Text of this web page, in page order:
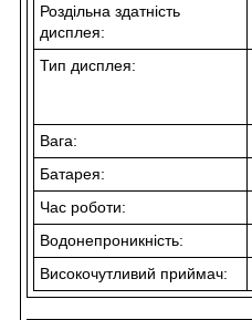
Роздільна здатність
дисплея:
Тип дисплея:
Вага:
Батарея:
Час роботи:
Водонепроникність:
Високочутливий приймач: